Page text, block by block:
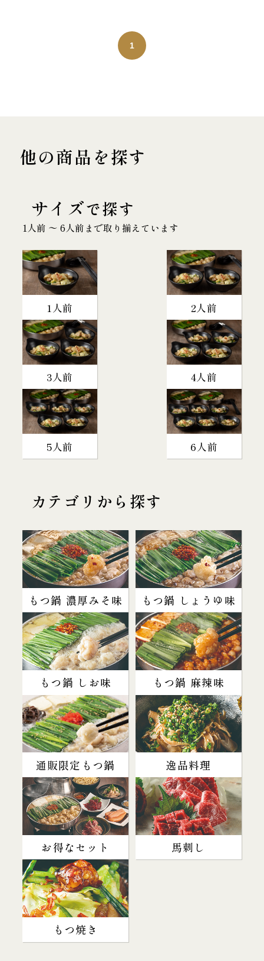
1
他の商品を探す
サイズで探す
1人前 〜 6人前まで取り揃えています
1人前 2人前
3人前 4人前
5人前 6人前
カテゴリから探す
もつ鍋 濃厚みそ味 もつ鍋 しょうゆ味
もつ鍋 しお味 もつ鍋 麻辣味
通販限定もつ鍋 逸品料理
お得なセット 馬刺し
もつ焼き